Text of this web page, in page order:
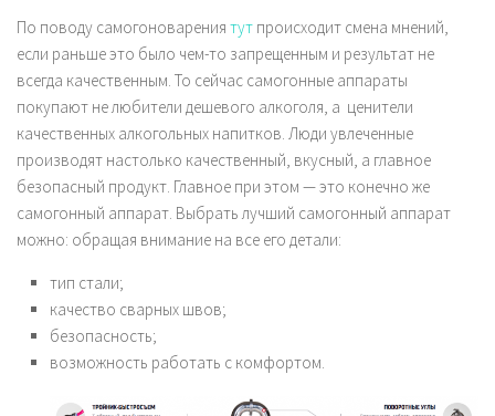
По поводу самогоноварения тут происходит смена мнений,
если раньше это было чем-то запрещенным и результат не
всегда качественным. То сейчас самогонные аппараты
покупают не любители дешевого алкоголя, а ценители
качественных алкогольных напитков. Люди увлеченные
производят настолько качественный, вкусный, а главное
безопасный продукт. Главное при этом — это конечно же
самогонный аппарат. Выбрать лучший самогонный аппарат
можно: обращая внимание на все его детали:
тип стали;
качество сварных швов;
безопасность;
возможность работать с комфортом.